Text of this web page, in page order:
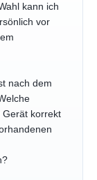
kann ich
vor
nach dem
Gerät korrekt